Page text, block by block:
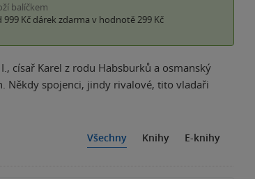
balíčkem
999 Kč dárek zdarma v hodnotě 299 Kč
císař Karel z rodu Habsburků a osmanský
Někdy spojenci, jindy rivalové, tito vladaři
Všechny Knihy E-knihy